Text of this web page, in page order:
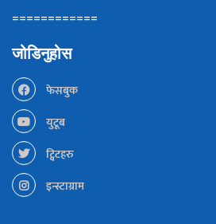
============
जोडिनुहोस
फेसबुक
युटूब
ट्विटहरु
इन्स्टाग्राम